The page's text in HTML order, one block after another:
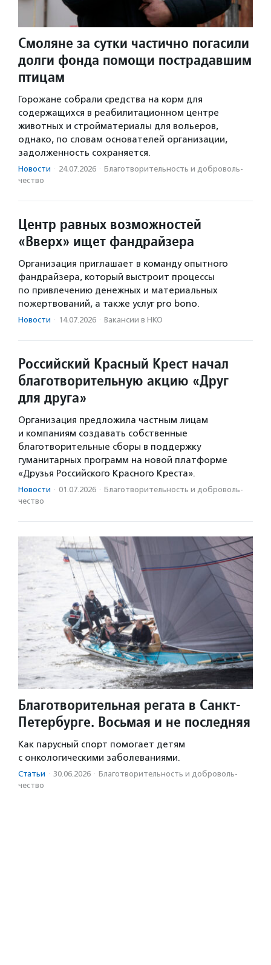
Смоляне за сутки частично погасили
долги фонда помощи пострадавшим
птицам
Горожане собрали средства на корм для
содержащихся в реабилитационном центре
животных и стройматериалы для вольеров,
однако, по словам основателей организации,
задолженность сохраняется.
Новости · 24.07.2026 · Благотвори­тель­ность и доброволь­
чест­во
Центр равных возможностей
«Вверх» ищет фандрайзера
Организация приглашает в команду опытного
фандрайзера, который выстроит процессы
по привлечению денежных и материальных
пожертвований, а также услуг pro bono.
Новости · 14.07.2026 · Вакансии в НКО
Российский Красный Крест начал
благотворительную акцию «Друг
для друга»
Организация предложила частным лицам
и компаниям создавать собственные
благотворительные сборы в поддержку
гуманитарных программ на новой платформе
«Друзья Российского Красного Креста».
Новости · 01.07.2026 · Благотвори­тель­ность и доброволь­
чест­во
Благотворительная регата в Санкт-
Петербурге. Восьмая и не последняя
Как парусный спорт помогает детям
с онкологическими заболеваниями.
Статьи · 30.06.2026 · Благотвори­тель­ность и доброволь­
чест­во